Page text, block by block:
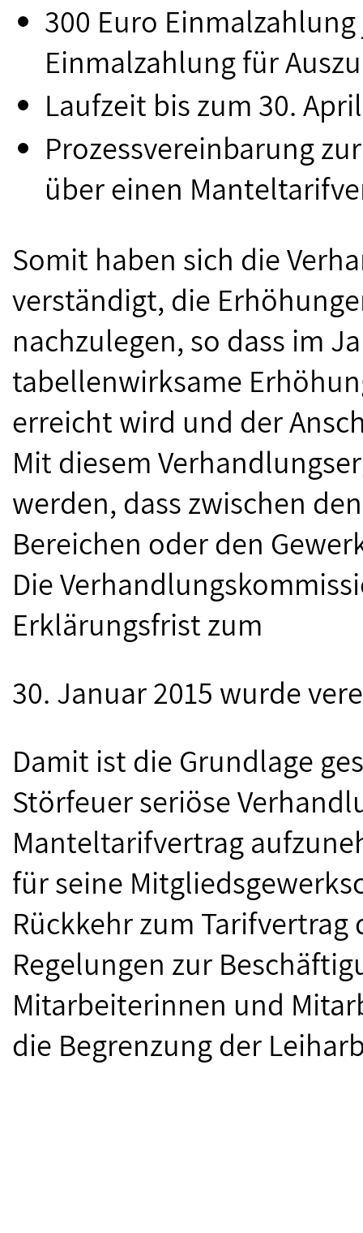
300 Euro
Einmalzahlung für
Laufzeit bis zum 30.
Prozessvereinbarung
über einen
Somit haben sich die
verständigt, die
nachzulegen, so dass im
tabellenwirksame
erreicht wird und der
Mit diesem
werden, dass zwischen
Bereichen oder den
Die
Erklärungsfrist zum
30. Januar 2015 wurde
Damit ist die Grundlage
Störfeuer seriöse
Manteltarifvertrag
für seine
Rückkehr zum
Regelungen zur
Mitarbeiterinnen und
die Begrenzung der